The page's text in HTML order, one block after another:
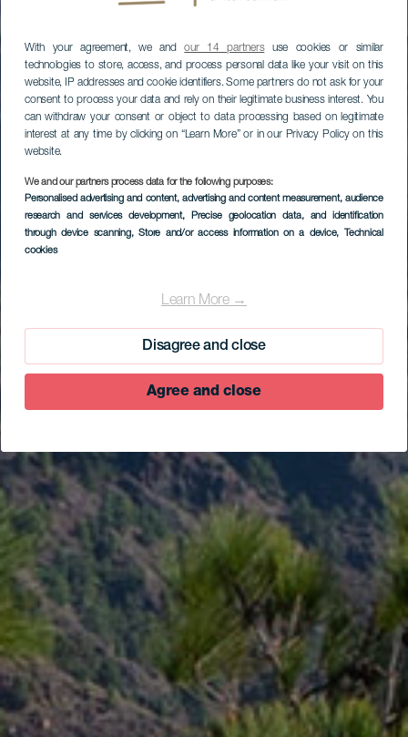
With your agreement, we andour 14 partnersuse cookies or similar
technologies to store, access, and process personal data like your visit on this
website, IP addresses and cookie identifiers. Some partners do not ask for your
consent to process your data and rely on their legitimate business interest. You
can withdraw your consent or object to data processing based on legitimate
interest at any time by clicking on “Learn More” or in our Privacy Policy on this
website.
We and our partners process data for the following purposes:
Personalised advertising and content, advertising and content measurement, audience
research and services development, Precise geolocation data, and identification
through device scanning, Store and/or access information on a device, Technical
cookies
Learn More →
Disagree and close
Agree and close
Punkt widokowy
Mirador de Las Playas